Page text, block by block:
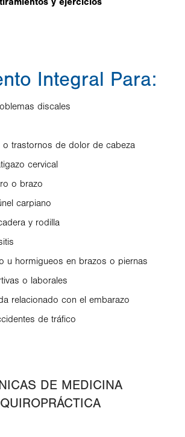
Integral Para:
discales
o trastornos de dolor de cabeza
cervical
o brazo
carpiano
y rodilla
u hormigueos en brazos o piernas
o laborales
relacionado con el embarazo
de tráfico
DE MEDICINA
QUIROPRÁCTICA